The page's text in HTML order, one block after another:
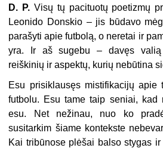
D. P. Visų tų pacituotų poetizmų
Leonido Donskio – jis būdavo
parašyti apie futbolą, o neretai ir
yra. Ir aš sugebu – davęs
reiškinių ir aspektų, kurių nebūtina
Esu prisiklausęs mistifikacijų
futbolu. Esu tame taip seniai, kad
esu. Net nežinau, nuo ko
susitarkim šiame kontekste
Kai tribūnose plėšai balso stygas